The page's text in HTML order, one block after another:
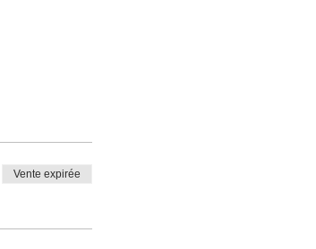
Vente expirée